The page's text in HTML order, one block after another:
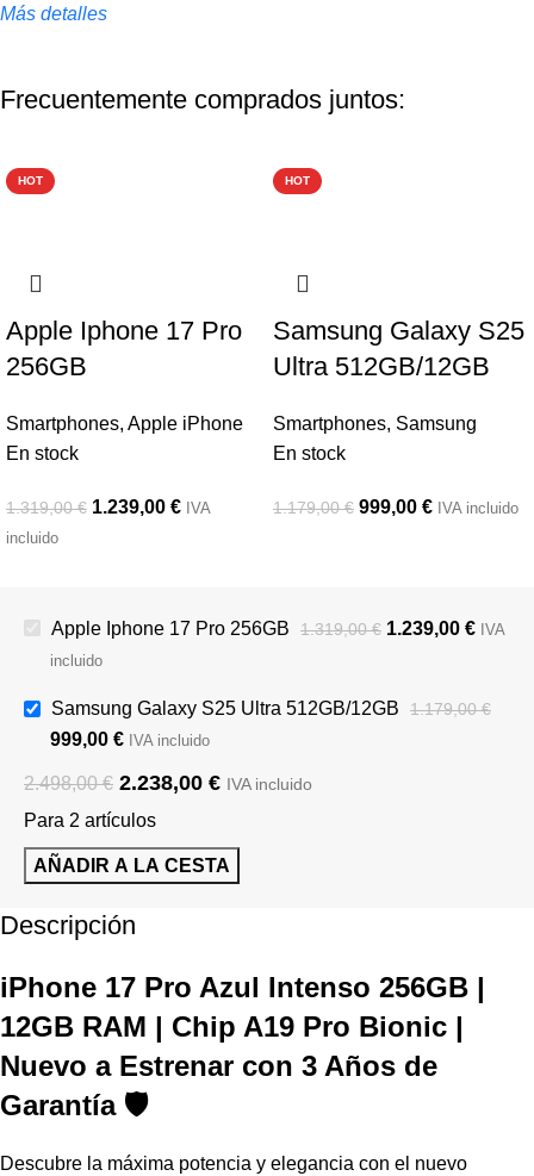
Más detalles
Frecuentemente comprados juntos:
HOT
Apple Iphone 17 Pro
256GB
Smartphones, Apple iPhone
En stock
1.319,00€ 1.239,00 € IVA
incluido
HOT
Samsung Galaxy S25
Ultra 512GB/12GB
Smartphones, Samsung
En stock
1.179,00€ 999,00 € IVA incluido
Apple Iphone 17 Pro 256GB 1.319,00€ 1.239,00 € IVA
incluido
Samsung Galaxy S25 Ultra 512GB/12GB 1.179,00€
999,00 € IVA incluido
2.498,00€ 2.238,00 € IVA incluido
Para 2 artículos
AÑADIR A LA CESTA
Descripción
iPhone 17 Pro Azul Intenso 256GB |
12GB RAM | Chip A19 Pro Bionic |
Nuevo a Estrenar con 3 Años de
Garantía 🛡️
Descubre la máxima potencia y elegancia con el nuevo